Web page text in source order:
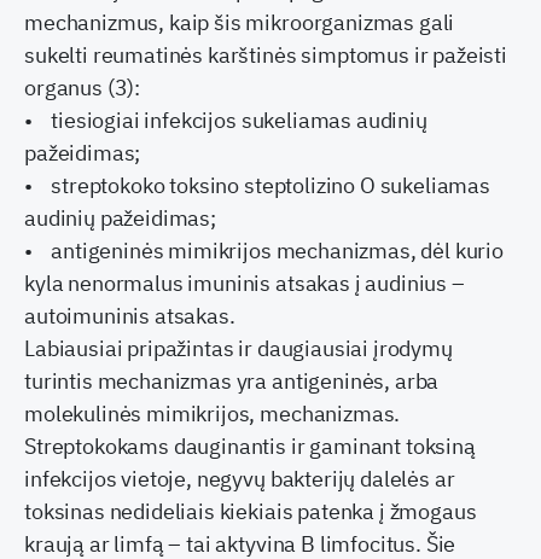
mechanizmus, kaip šis mikroorganizmas gali
sukelti reumatinės karštinės simptomus ir pažeisti
organus (3):
• tiesiogiai infekcijos sukeliamas audinių
pažeidimas;
• streptokoko toksino steptolizino O sukeliamas
audinių pažeidimas;
• antigeninės mimikrijos mechanizmas, dėl kurio
kyla nenormalus imuninis atsakas į audinius –
autoimuninis atsakas.
Labiausiai pripažintas ir daugiausiai įrodymų
turintis mechanizmas yra antigeninės, arba
molekulinės mimikrijos, mechanizmas.
Streptokokams dauginantis ir gaminant toksiną
infekcijos vietoje, negyvų bakterijų dalelės ar
toksinas nedideliais kiekiais patenka į žmogaus
kraują ar limfą – tai aktyvina B limfocitus. Šie